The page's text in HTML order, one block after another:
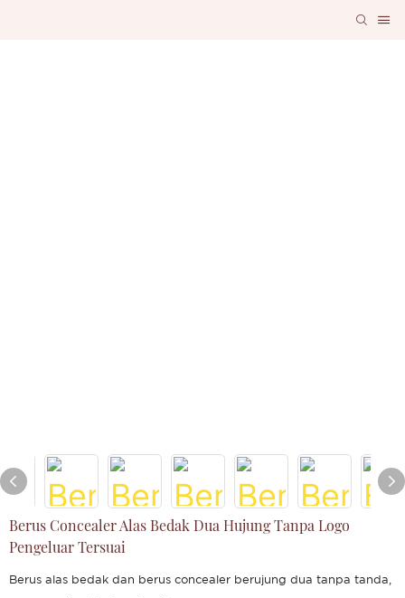
Berus Concealer Alas Bedak Dua Hujung Tanpa Logo
Pengeluar Tersuai
Berus alas bedak dan berus concealer berujung dua tanpa tanda,